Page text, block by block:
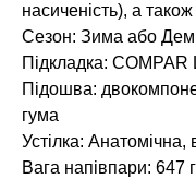
насиченість), а
Сезон: Зима або
Підкладка:
Підошва:
гума
Устілка: Анатомічна,
Вага напівпари: 647 г